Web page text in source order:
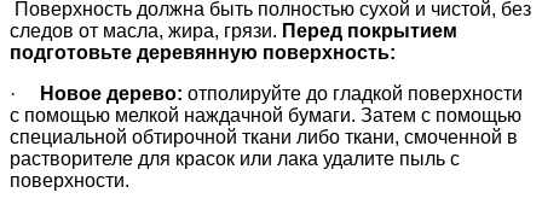
Поверхность должна быть полностью сухой и чистой, без
следов от масла, жира, грязи. Перед покрытием
подготовьте деревянную поверхность:
·
Новое дерево: отполируйте до гладкой поверхности
с помощью мелкой наждачной бумаги. Затем с помощью
специальной обтирочной ткани либо ткани, смоченной в
растворителе для красок или лака удалите пыль с
поверхности.